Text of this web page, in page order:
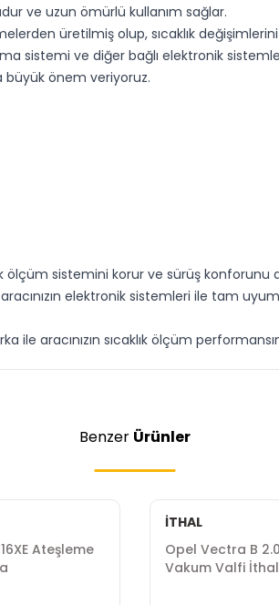
ve uzun ömürlü kullanım sağlar.
üretilmiş olup, sıcaklık
sistemi ve diğer bağlı elektronik
büyük önem veriyoruz.
ölçüm sistemini korur ve sürüş
elektronik sistemleri ile tam
ile aracınızın sıcaklık ölçüm
Benzer Ürünler
Ateşleme
İTHAL
Opel Vectra B
Vakum Valfi